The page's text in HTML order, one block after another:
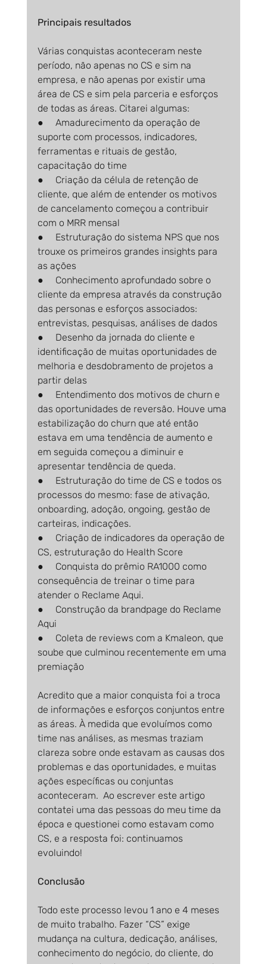
Principais resultados
Várias conquistas aconteceram neste
período, não apenas no CS e sim na
empresa, e não apenas por existir uma
área de CS e sim pela parceria e esforços
de todas as áreas. Citarei algumas:
●     Amadurecimento da operação de
suporte com processos, indicadores,
ferramentas e rituais de gestão,
capacitação do time
●     Criação da célula de retenção de
cliente, que além de entender os motivos
de cancelamento começou a contribuir
com o MRR mensal
●     Estruturação do sistema NPS que nos
trouxe os primeiros grandes insights para
as ações
●     Conhecimento aprofundado sobre o
cliente da empresa através da construção
das personas e esforços associados:
entrevistas, pesquisas, análises de dados
●     Desenho da jornada do cliente e
identificação de muitas oportunidades de
melhoria e desdobramento de projetos a
partir delas
●     Entendimento dos motivos de churn e
das oportunidades de reversão. Houve uma
estabilização do churn que até então
estava em uma tendência de aumento e
em seguida começou a diminuir e
apresentar tendência de queda.
●     Estruturação do time de CS e todos os
processos do mesmo: fase de ativação,
onboarding, adoção, ongoing, gestão de
carteiras, indicações.
●     Criação de indicadores da operação de
CS, estruturação do Health Score
●     Conquista do prêmio RA1000 como
consequência de treinar o time para
atender o Reclame Aqui.
●     Construção da brandpage do Reclame
Aqui
●     Coleta de reviews com a Kmaleon, que
soube que culminou recentemente em uma
premiação
Acredito que a maior conquista foi a troca
de informações e esforços conjuntos entre
as áreas. À medida que evoluímos como
time nas análises, as mesmas traziam
clareza sobre onde estavam as causas dos
problemas e das oportunidades, e muitas
ações específicas ou conjuntas
aconteceram.  Ao escrever este artigo
contatei uma das pessoas do meu time da
época e questionei como estavam como
CS, e a resposta foi: continuamos
evoluindo!
Conclusão
Todo este processo levou 1 ano e 4 meses
de muito trabalho. Fazer “CS” exige
mudança na cultura, dedicação, análises,
conhecimento do negócio, do cliente, do